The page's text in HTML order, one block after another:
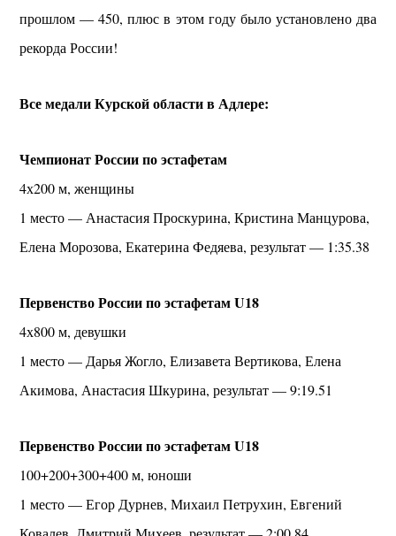
прошлом — 450, плюс в этом году было установлено два
рекорда России!
Все медали Курской области в Адлере:
Чемпионат России по эстафетам
4х200 м, женщины
1 место — Анастасия Проскурина, Кристина Манцурова,
Елена Морозова, Екатерина Федяева, результат — 1:35.38
Первенство России по эстафетам U18
4х800 м, девушки
1 место — Дарья Жогло, Елизавета Вертикова, Елена
Акимова, Анастасия Шкурина, результат — 9:19.51
Первенство России по эстафетам U18
100+200+300+400 м, юноши
1 место — Егор Дурнев, Михаил Петрухин, Евгений